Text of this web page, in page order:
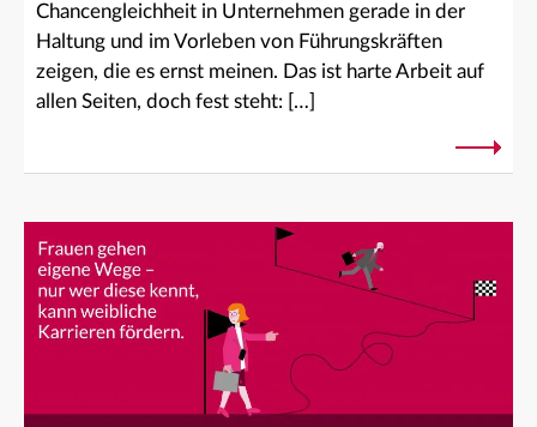
Chancengleichheit in Unternehmen gerade in der
Haltung und im Vorleben von Führungskräften
zeigen, die es ernst meinen. Das ist harte Arbeit auf
allen Seiten, doch fest steht: […]